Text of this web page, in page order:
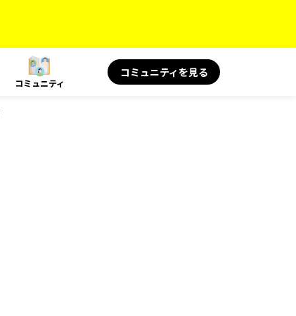
コミュニティ
コミュニティを見る